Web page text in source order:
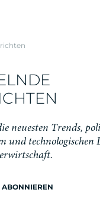
LNDE
ICHTEN
ie neuesten Trends, poli
n und technologischen
erwirtschaft.
ABONNIEREN